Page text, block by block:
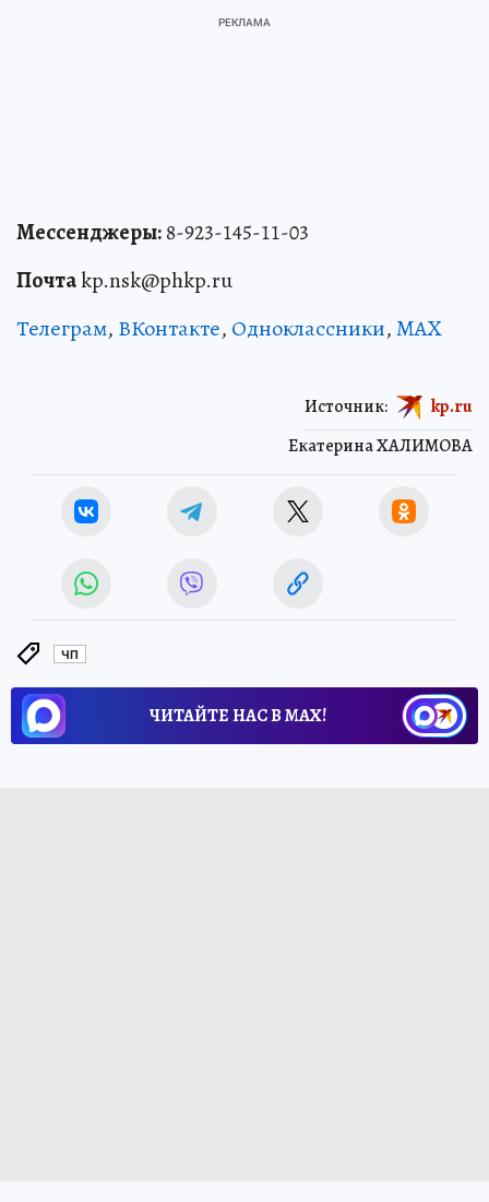
Мессенджеры:8-923-145-11-03
Почтаkp.nsk@phkp.ru
Телеграм, ВКонтакте, Одноклассники,MAX
Екатерина ХАЛИМОВА
Источник: kp.ru
ЧП
ЧИТАЙТЕ НАС В МАХ!